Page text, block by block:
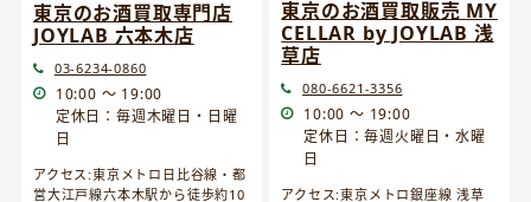
東京のお酒買取専門店
JOYLAB 六本木店
03-6234-0860
10:00 ～ 19:00
定休日：毎週木曜日・日曜
日
アクセス:東京メトロ日比谷線・都
営大江戸線六本木駅から徒歩約10
東京のお酒買取販売 MY
CELLAR by JOYLAB 浅
草店
080-6621-3356
10:00 ～ 19:00
定休日：毎週火曜日・水曜
日
アクセス:東京メトロ銀座線 浅草